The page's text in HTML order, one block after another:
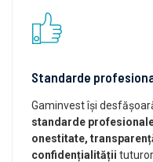
Standarde
Gaminvest își
standarde
onestitate,
confidențialității